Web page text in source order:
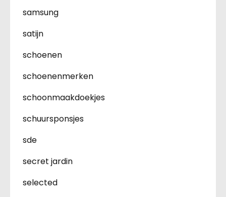
samsung
satijn
schoenen
schoenenmerken
schoonmaakdoekjes
schuursponsjes
sde
secret jardin
selected